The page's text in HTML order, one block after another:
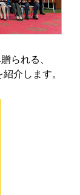
られる、
介します。